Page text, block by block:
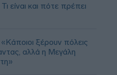
είναι και πότε πρέπει
ξέρουν πόλεις
αλλά η Μεγάλη